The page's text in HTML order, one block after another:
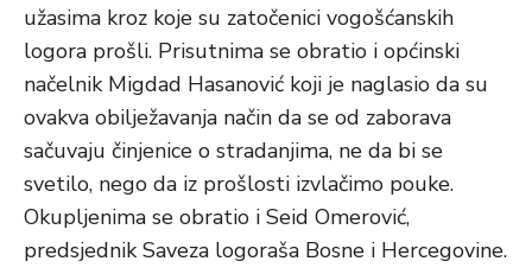
užasima kroz koje su zatočenici vogošćanskih
logora prošli. Prisutnima se obratio i općinski
načelnik Migdad Hasanović koji je naglasio da su
ovakva obilježavanja način da se od zaborava
sačuvaju činjenice o stradanjima, ne da bi se
svetilo, nego da iz prošlosti izvlačimo pouke.
Okupljenima se obratio i Seid Omerović,
predsjednik Saveza logoraša Bosne i Hercegovine.